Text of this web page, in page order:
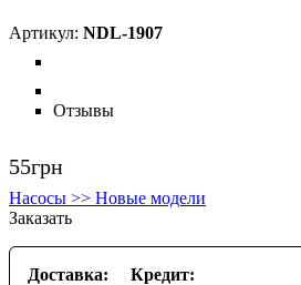
NDL-1907
Отзывы
55грн
Насосы >> Новые модели
Заказать
Доставка: Кредит: